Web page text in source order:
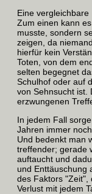
Eine
Zum einen kann
musste, sondern
zeigen, da
hierfür kein
Toten, von dem
selten begegnet
Schulhof oder auf
von Sehnsucht ist.
erzwungenen
In jedem Fall
Jahren immer
Und bedenkt man
treffender; gerade
auftaucht und
und Enttäuschung
des Faktors "Zeit",
Verlust mit jedem